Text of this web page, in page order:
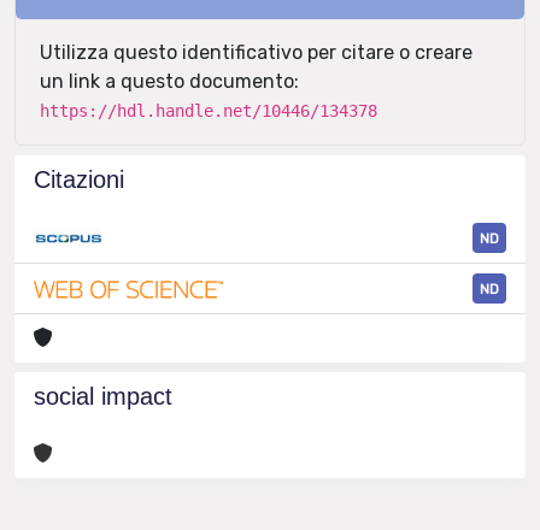
Utilizza questo identificativo per citare o creare
un link a questo documento:
https://hdl.handle.net/10446/134378
Citazioni
ND
ND
social impact